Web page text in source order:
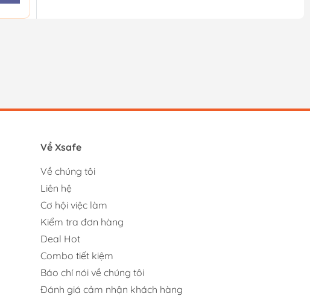
Về Xsafe
Về chúng tôi
Liên hệ
Cơ hội việc làm
Kiểm tra đơn hàng
Deal Hot
Combo tiết kiệm
Báo chí nói về chúng tôi
Đánh giá cảm nhận khách hàng